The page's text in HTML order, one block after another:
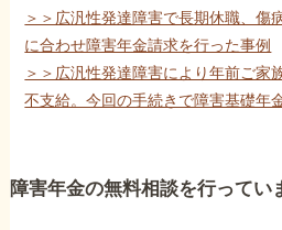
＞＞広汎性発達障害で長期休職、傷
に合わせ障害年金請求を行った事例
＞＞広汎性発達障害により年前ご家
不支給。今回の手続きで障害基礎年
障害年金の無料相談を行ってい